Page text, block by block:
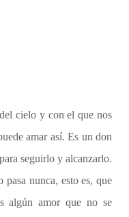
cielo y con el que nos
amar así. Es un don
seguirlo y alcanzarlo.
nunca, esto es, que
algún amor que no se